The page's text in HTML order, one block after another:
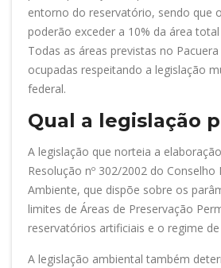
entorno do reservatório, sendo que
poderão exceder a 10% da área
Todas as áreas previstas no
ocupadas respeitando a legislação
federal.
Qual a legislação
A legislação que norteia a
Resolução nº 302/2002 do
Ambiente, que dispõe sobre os
limites de Áreas de Preservação
reservatórios artificiais e o regime
A legislação ambiental também